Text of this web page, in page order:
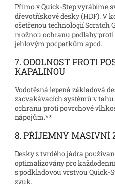
Přímo v Quick-Step vyrábíme
dřevotřískové desky (HDF). V
ošetřenou technologií Scratch
možnou ochranu podlahy
jehlovým podpatkům apod.
7. ODOLNOST PROTI
KAPALINOU
Vodotěsná lepená základová
zacvakávacích systémů v
ochranu proti povrchové
nápojům.**
8. PŘÍJEMNÝ MASIVNÍ
Desky z tvrdého jádra
optimalizovány pro
s podkladovou vrstvou Quick-
zvuk.